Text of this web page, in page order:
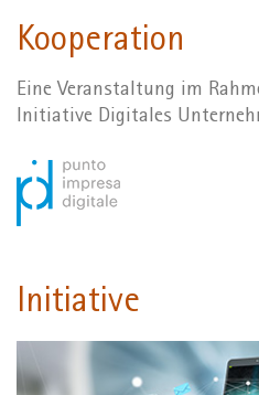
Kooperation
Eine Veranstaltung im
Initiative Digitales
Initiative